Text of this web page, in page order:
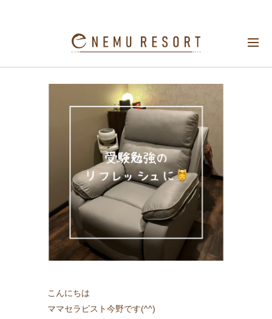
受験勉強のリフレッシュに
パ
こんにちは
ママセラピスト今野です(^^)